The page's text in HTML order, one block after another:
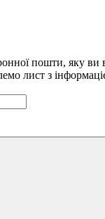
пошти, яку ви
лист з